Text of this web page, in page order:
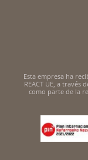
Esta empresa ha
REACT UE, a través
como parte de la